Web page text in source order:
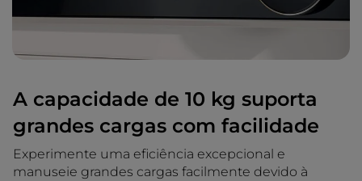
A capacidade de 10 kg suporta
grandes cargas com facilidade
Experimente uma eficiência excepcional e
manuseie grandes cargas facilmente devido à